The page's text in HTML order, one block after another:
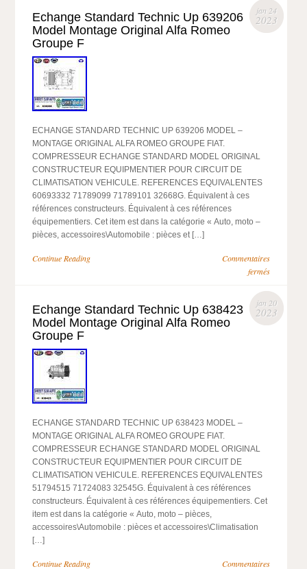
jan 24
2023
Echange Standard Technic Up 639206
Model Montage Original Alfa Romeo
Groupe F
ECHANGE STANDARD TECHNIC UP 639206 MODEL –
MONTAGE ORIGINAL ALFA ROMEO GROUPE FIAT.
COMPRESSEUR ECHANGE STANDARD MODEL ORIGINAL
CONSTRUCTEUR EQUIPMENTIER POUR CIRCUIT DE
CLIMATISATION VEHICULE. REFERENCES EQUIVALENTES
60693332 71789099 71789101 32668G. Équivalent à ces
références constructeurs. Équivalent à ces références
équipementiers. Cet item est dans la catégorie « Auto, moto –
pièces, accessoires\Automobile : pièces et […]
Continue Reading
Commentaires
fermés
jan 20
2023
Echange Standard Technic Up 638423
Model Montage Original Alfa Romeo
Groupe F
ECHANGE STANDARD TECHNIC UP 638423 MODEL –
MONTAGE ORIGINAL ALFA ROMEO GROUPE FIAT.
COMPRESSEUR ECHANGE STANDARD MODEL ORIGINAL
CONSTRUCTEUR EQUIPMENTIER POUR CIRCUIT DE
CLIMATISATION VEHICULE. REFERENCES EQUIVALENTES
51794515 71724083 32545G. Équivalent à ces références
constructeurs. Équivalent à ces références équipementiers. Cet
item est dans la catégorie « Auto, moto – pièces,
accessoires\Automobile : pièces et accessoires\Climatisation
[…]
Continue Reading Commentaires